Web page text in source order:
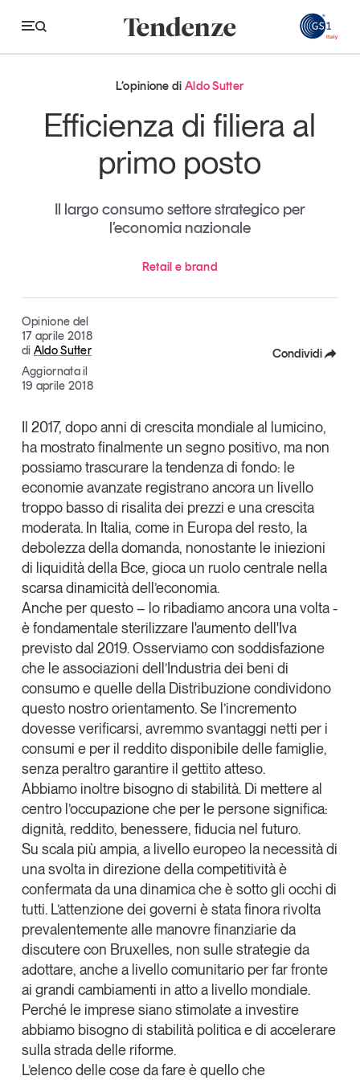
Tendenze
Economia e consumi
Innovazione
Logistica
Grandi temi
Magazine
Articoli
Dossier
Il Numero
Interviste
Comunicati stampa
Video
Podcast
Eventi e formazione
Tutti gli appuntamenti
Chi siamo
Newsletter
Contatti
Tendenze Journal
La nostra newsletter nella tua email
Iscriviti
Un anno di
Tendenze2026
L’opinione di Aldo Sutter
Efficienza di filiera al
primo posto
Il largo consumo settore strategico per
l’economia nazionale
Retail e brand
Opinione del
17 aprile 2018
di Aldo Sutter
Aggiornata il
19 aprile 2018
Condividi
Linkedin
Copia Link
Il 2017, dopo anni di crescita mondiale al lumicino,
ha mostrato finalmente un segno positivo, ma non
possiamo trascurare la tendenza di fondo: le
economie avanzate registrano ancora un livello
troppo basso di risalita dei prezzi e una crescita
moderata. In Italia, come in Europa del resto, la
debolezza della domanda, nonostante le iniezioni
di liquidità della Bce, gioca un ruolo centrale nella
scarsa dinamicità dell’economia.
Anche per questo – lo ribadiamo ancora una volta -
è fondamentalesterilizzare l'aumento dell'Iva
previsto dal 2019. Osserviamo con soddisfazione
che le associazioni dell’Industria dei beni di
consumo e quelle della Distribuzione condividono
questo nostro orientamento. Se l’incremento
dovesse verificarsi, avremmo svantaggi netti per i
consumi e per il reddito disponibile delle famiglie,
senza peraltro garantire il gettito atteso.
Abbiamo inoltre bisogno di stabilità. Di mettere al
centro l’occupazione che per le persone significa:
dignità, reddito, benessere, fiducia nel futuro.
Su scala più ampia, a livello europeo la necessità di
una svolta in direzione della competitività è
confermata da una dinamica che è sotto gli occhi di
tutti. L’attenzione dei governi è stata finora rivolta
prevalentemente alle manovre finanziarie da
discutere con Bruxelles, non sulle strategie da
adottare, anche a livello comunitario per far fronte
ai grandi cambiamenti in atto a livello mondiale.
Perché le imprese siano stimolate a investire
abbiamo bisogno di stabilità politica e di accelerare
sulla strada delle riforme.
L’elenco delle cose da fare è quello che